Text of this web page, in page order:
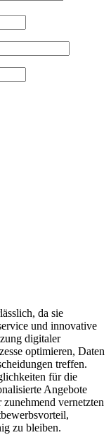
da sie
und innovative
digitaler
optimieren, Daten
treffen.
für die
Angebote
vernetzten
zu bleiben.